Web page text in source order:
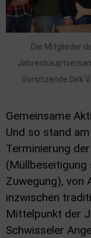
Die Mitglieder
Vorsitzende Dirk
Gemeinsame
Und so stand
Terminierung
(Müllbeseitigung
Zuwegung), von
inzwischen
Mittelpunkt der
Schwisseler